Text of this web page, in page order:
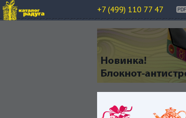
+7 (499) 110 77 47